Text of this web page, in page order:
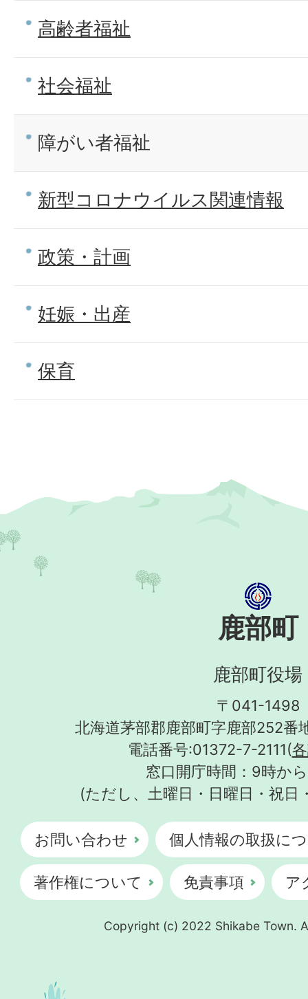
高齢者福祉
社会福祉
障がい者福祉
新型コロナウイルス関連情報
政策・計画
妊娠・出産
保育
鹿部町
鹿部町役場
〒041-1498
北海道茅部郡鹿部町字鹿部252番
電話番号:01372-7-2111(
窓口開庁時間：9時か
(ただし、土曜日・日曜日・祝日
お問い合わせ 個人情報の取扱に
著作権について 免責事項 ア
Copyright (c) 2022 Shikabe Town.